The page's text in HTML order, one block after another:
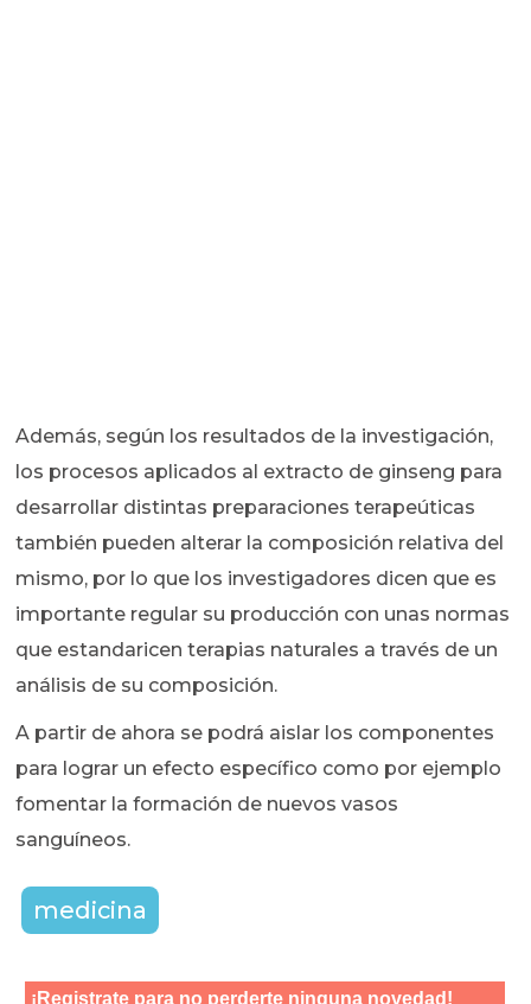
Además, según los resultados de la investigación,
los procesos aplicados al extracto de ginseng para
desarrollar distintas preparaciones terapeúticas
también pueden alterar la composición relativa del
mismo, por lo que los investigadores dicen que es
importante regular su producción con unas normas
que estandaricen terapias naturales a través de un
análisis de su composición.
A partir de ahora se podrá aislar los componentes
para lograr un efecto específico como por ejemplo
fomentar la formación de nuevos vasos
sanguíneos.
medicina